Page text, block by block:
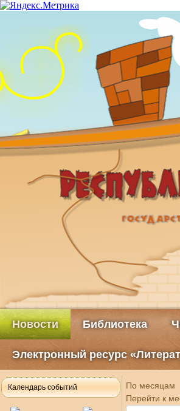
Новости Библиотека
Электронный ресурс
Календарь событий
По месяцам
Перейти к